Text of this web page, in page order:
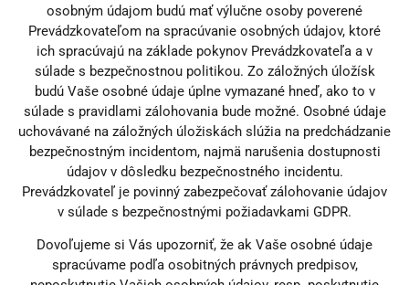
osobným údajom budú mať výlučne osoby poverené
Prevádzkovateľom na spracúvanie osobných údajov, ktoré
ich spracúvajú na základe pokynov Prevádzkovateľa a v
súlade s bezpečnostnou politikou. Zo záložných úložísk
budú Vaše osobné údaje úplne vymazané hneď, ako to v
súlade s pravidlami zálohovania bude možné. Osobné údaje
uchovávané na záložných úložiskách slúžia na predchádzanie
bezpečnostným incidentom, najmä narušenia dostupnosti
údajov v dôsledku bezpečnostného incidentu.
Prevádzkovateľ je povinný zabezpečovať zálohovanie údajov
v súlade s bezpečnostnými požiadavkami GDPR.
Dovoľujeme si Vás upozorniť, že ak Vaše osobné údaje
spracúvame podľa osobitných právnych predpisov,